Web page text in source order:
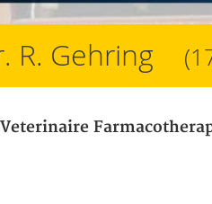
R. Gehring